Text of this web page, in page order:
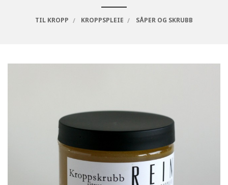
TIL KROPP KROPPSPLEIE SÅPER OG SKRUBB